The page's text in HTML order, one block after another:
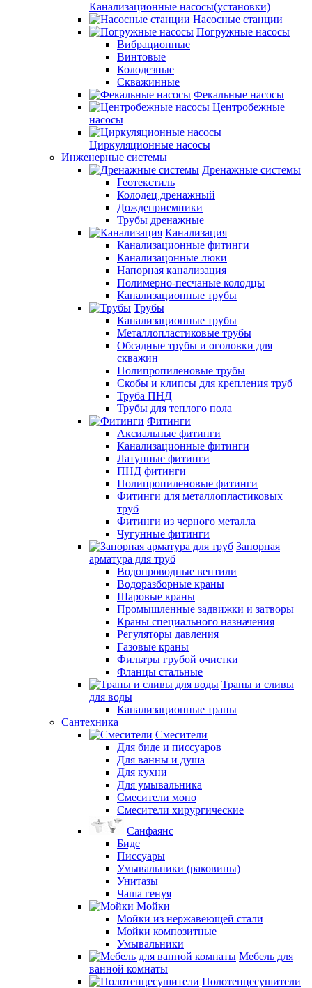
Канализационные насосы(установки)
Насосные станции
Погружные насосы
Вибрационные
Винтовые
Колодезные
Скважинные
Фекальные насосы
Центробежные
насосы
Циркуляционные насосы
Инженерные системы
Дренажные системы
Геотекстиль
Колодец дренажный
Дождеприемники
Трубы дренажные
Канализация
Канализационные фитинги
Канализацонные люки
Напорная канализация
Полимерно-песчаные колодцы
Канализационные трубы
Трубы
Канализационные трубы
Металлопластиковые трубы
Обсадные трубы и оголовки для
скважин
Полипропиленовые трубы
Скобы и клипсы для крепления труб
Труба ПНД
Трубы для теплого пола
Фитинги
Аксиальные фитинги
Канализационные фитинги
Латунные фитинги
ПНД фитинги
Полипропиленовые фитинги
Фитинги для металлопластиковых
труб
Фитинги из черного металла
Чугунные фитинги
Запорная
арматура для труб
Водопроводные вентили
Водоразборные краны
Шаровые краны
Промышленные задвижки и затворы
Краны специального назначения
Регуляторы давления
Газовые краны
Фильтры грубой очистки
Фланцы стальные
Трапы и сливы
для воды
Канализационные трапы
Сантехника
Смесители
Для биде и писсуаров
Для ванны и душа
Для кухни
Для умывальника
Смесители моно
Смесители хирургические
Санфаянс
Биде
Писсуары
Умывальники (раковины)
Унитазы
Чаша генуя
Мойки
Мойки из нержавеющей стали
Мойки композитные
Умывальники
Мебель для
ванной комнаты
Полотенцесушители